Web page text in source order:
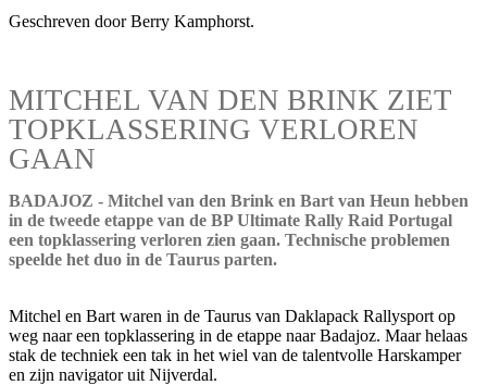
Geschreven door Berry Kamphorst.
MITCHEL VAN DEN BRINK ZIET
TOPKLASSERING VERLOREN
GAAN
BADAJOZ - Mitchel van den Brink en Bart van Heun hebben
in de tweede etappe van de BP Ultimate Rally Raid Portugal
een topklassering verloren zien gaan. Technische problemen
speelde het duo in de Taurus parten.
Mitchel en Bart waren in de Taurus van Daklapack Rallysport op
weg naar een topklassering in de etappe naar Badajoz. Maar helaas
stak de techniek een tak in het wiel van de talentvolle Harskamper
en zijn navigator uit Nijverdal.